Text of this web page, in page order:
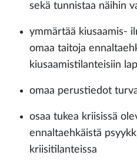
sekä tunnistaa näihin
ymmärtää kiusaamis-
omaa taitoja
kiusaamistilanteisiin
omaa perustiedot
osaa tukea kriisissä
ennaltaehkäistä
kriisitilanteissa